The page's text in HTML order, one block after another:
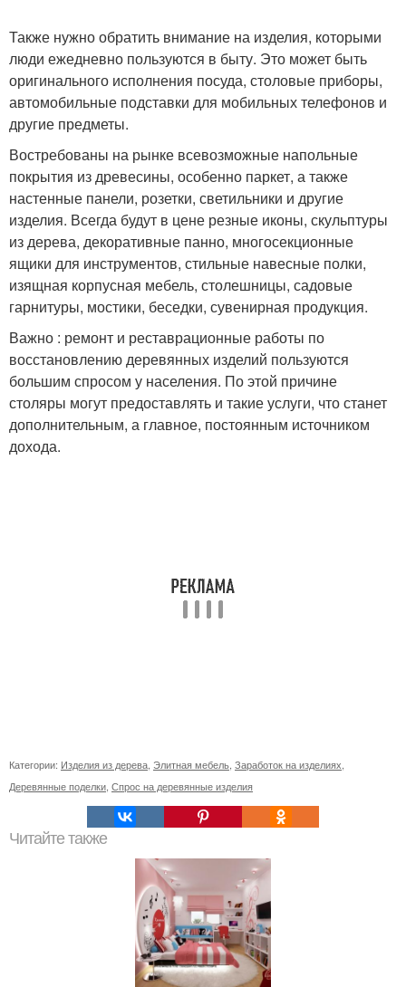
Также нужно обратить внимание на изделия, которыми
люди ежедневно пользуются в быту. Это может быть
оригинального исполнения посуда, столовые приборы,
автомобильные подставки для мобильных телефонов и
другие предметы.
Востребованы на рынке всевозможные напольные
покрытия из древесины, особенно паркет, а также
настенные панели, розетки, светильники и другие
изделия. Всегда будут в цене резные иконы, скульптуры
из дерева, декоративные панно, многосекционные
ящики для инструментов, стильные навесные полки,
изящная корпусная мебель, столешницы, садовые
гарнитуры, мостики, беседки, сувенирная продукция.
Важно : ремонт и реставрационные работы по
восстановлению деревянных изделий пользуются
большим спросом у населения. По этой причине
столяры могут предоставлять и такие услуги, что станет
дополнительным, а главное, постоянным источником
дохода.
Категории: Изделия из дерева Элитная мебель Заработок на изделиях
Деревянные поделки Спрос на деревянные изделия
Читайте также